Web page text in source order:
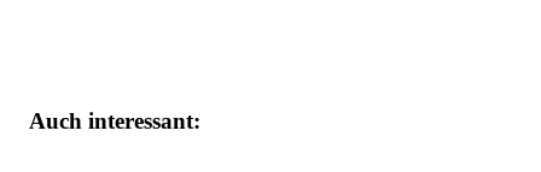
Auch interessant: